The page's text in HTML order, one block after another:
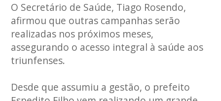
O Secretário de Saúde, Tiago Rosendo,
afirmou que outras campanhas serão
realizadas nos próximos meses,
assegurando o acesso integral à saúde aos
triunfenses.
Desde que assumiu a gestão, o prefeito